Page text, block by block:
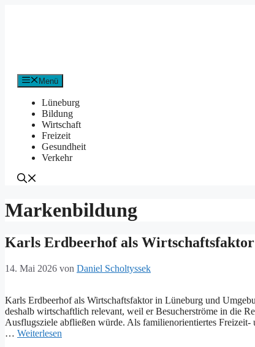
Menü
Lüneburg
Bildung
Wirtschaft
Freizeit
Gesundheit
Verkehr
Markenbildung
Karls Erdbeerhof als
14. Mai 2026 von Daniel Scholtyssek
Kar︇ls Erd︇beerhof als︇ Wir︇tschaftsfaktor in Lün︇eburg und︇
des︇halb wir︇tschaftlich rel︇evant, wei︇l er Bes︇ucherströme in die︇
Aus︇flugsziele abf︇ließen wür︇de. Als︇ fam︇ilienorientiertes
… Weiterlesen